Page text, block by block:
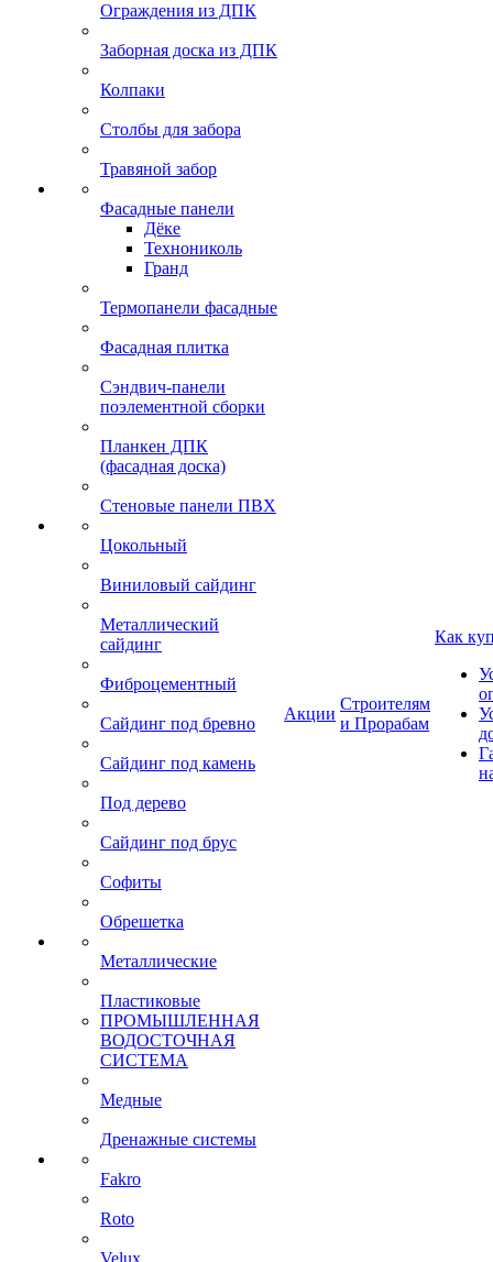
Ограждения из ДПК
Заборная доска из ДПК
Колпаки
Столбы для забора
Травяной забор
Фасадные панели
Дёке
Технониколь
Гранд
Термопанели фасадные
Фасадная плитка
Сэндвич-панели
поэлементной сборки
Планкен ДПК
(фасадная доска)
Стеновые панели ПВХ
Цокольный
Виниловый сайдинг
Металлический
сайдинг
Фиброцементный
Сайдинг под бревно
Сайдинг под камень
Под дерево
Сайдинг под брус
Софиты
Обрешетка
Металлические
Пластиковые
ПРОМЫШЛЕННАЯ
ВОДОСТОЧНАЯ
СИСТЕМА
Медные
Дренажные системы
Fakro
Roto
Velux
Акции
Строителям
и Прорабам
Как